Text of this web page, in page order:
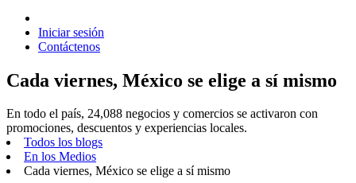
Iniciar sesión
Contáctenos
Cada viernes, México se elige a sí mismo
En todo el país, 24,088 negocios y comercios se activaron con
promociones, descuentos y experiencias locales.
Todos los blogs
En los Medios
Cada viernes, México se elige a sí mismo